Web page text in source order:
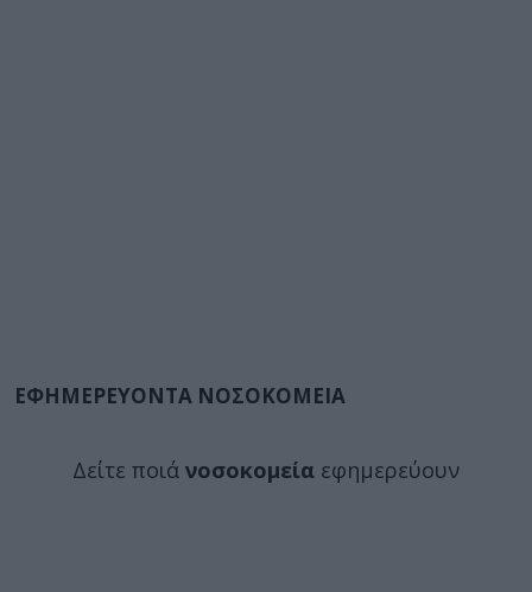
ΕΦΗΜΕΡΕΥΟΝΤΑ ΝΟΣΟΚΟΜΕΙΑ
Δείτε ποιά νοσοκομεία εφημερεύουν